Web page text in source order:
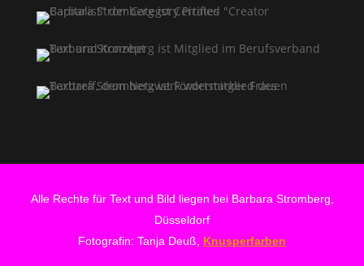
Alle Rechte für Text und Bild liegen bei Barbara Stromberg,
Düsseldorf
Fotografin: Tanja Deuß, Knusperfarben